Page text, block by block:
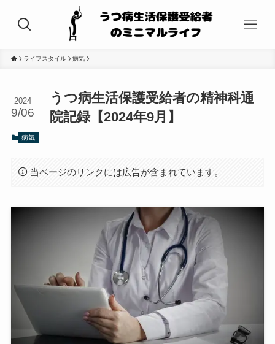
ライフスタイル 病気
うつ病生活保護受給者の精神科通
院記録【2024年9月】
2024
9/06
病気
当ページのリンクには広告が含まれています。